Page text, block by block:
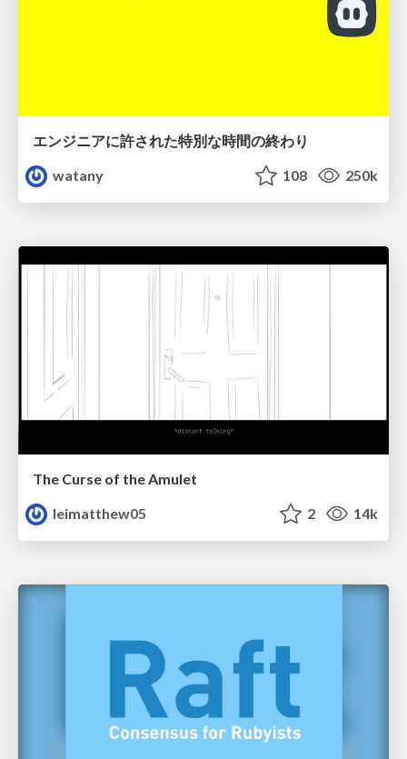
エンジニアに許された特別な時間の終わり
watany
108 250k
The Curse of the Amulet
leimatthew05
2 14k